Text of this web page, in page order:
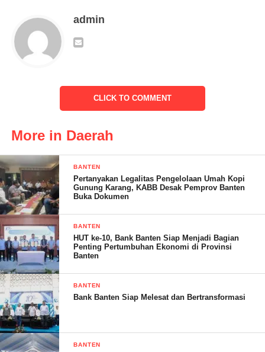
yaitu Desa sukaharja Kecamatan Cibimbin Kabupaten
Kuningan, Desa Cipedes Kecamatan Cibimbin Kabupaten
Kuningan, Desa Ranca Bungur Kabupaten Bogor, Desa
Sukabumi, Desa Karabayaputra Kabupaten Sukabumi, Desa
purabaya Pasir Astana Kabupaten Sukabumi, Desa Citamiang
Kabupaten Sukambumi, Desa Ranca Buaya Kabupaten
Tanggerang Banten, Desa Bojen Kabupaten Pandeglang Banten
dan Desa Pagungulan Kecamatan Bayah Kabupaten Lebak
Banten.
Bripka M.Samhudi Bhabinkamtibmas Polsek Panimbang Polres
Pandeglang mengatakan dan berharap
admin
CLICK TO COMMENT
More in Daerah
BANTEN
Pertanyakan Legalitas Pengelolaan Umah Kopi
Gunung Karang, KABB Desak Pemprov Banten
Buka Dokumen
BANTEN
HUT ke-10, Bank Banten Siap Menjadi Bagian
Penting Pertumbuhan Ekonomi di Provinsi
Banten
BANTEN
Bank Banten Siap Melesat dan Bertransformasi
BANTEN